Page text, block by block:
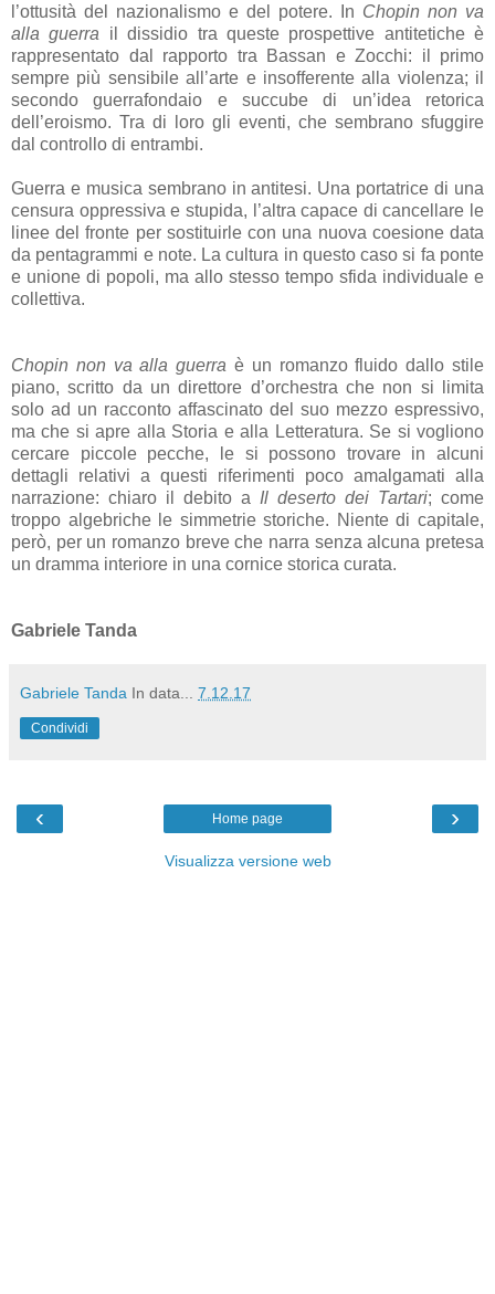
l’ottusità del nazionalismo e del potere. In Chopin non va
alla guerra il dissidio tra queste prospettive antitetiche è
rappresentato dal rapporto tra Bassan e Zocchi: il primo
sempre più sensibile all’arte e insofferente alla violenza; il
secondo guerrafondaio e succube di un’idea retorica
dell’eroismo. Tra di loro gli eventi, che sembrano sfuggire
dal controllo di entrambi.
Guerra e musica sembrano in antitesi. Una portatrice di una
censura oppressiva e stupida, l’altra capace di cancellare le
linee del fronte per sostituirle con una nuova coesione data
da pentagrammi e note. La cultura in questo caso si fa ponte
e unione di popoli, ma allo stesso tempo sfida individuale e
collettiva.
Chopin non va alla guerra è un romanzo fluido dallo stile
piano, scritto da un direttore d’orchestra che non si limita
solo ad un racconto affascinato del suo mezzo espressivo,
ma che si apre alla Storia e alla Letteratura. Se si vogliono
cercare piccole pecche, le si possono trovare in alcuni
dettagli relativi a questi riferimenti poco amalgamati alla
narrazione: chiaro il debito a Il deserto dei Tartari; come
troppo algebriche le simmetrie storiche. Niente di capitale,
però, per un romanzo breve che narra senza alcuna pretesa
un dramma interiore in una cornice storica curata.
Gabriele Tanda
Gabriele Tanda In data... 7.12.17
Condividi
‹ ›
Home page
Visualizza versione web